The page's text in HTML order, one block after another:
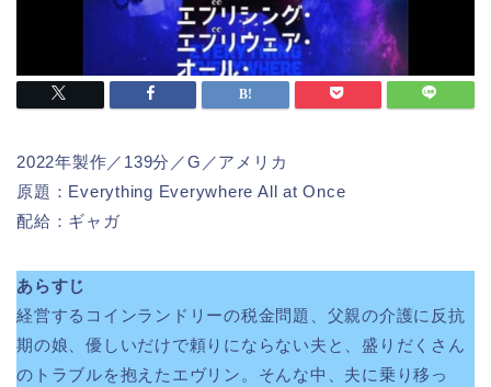
2022年製作／139分／G／アメリカ
原題：Everything Everywhere All at Once
配給：ギャガ
あらすじ
経営するコインランドリーの税金問題、父親の介護に反抗
期の娘、優しいだけで頼りにならない夫と、盛りだくさん
のトラブルを抱えたエヴリン。そんな中、夫に乗り移っ